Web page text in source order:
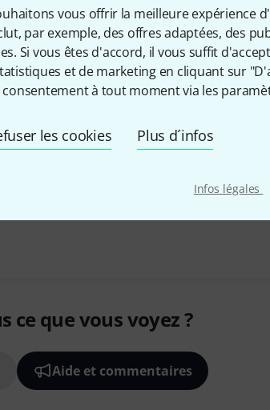
vous offrir la meilleure expérience
par exemple, des offres adaptées, des
Si vous êtes d'accord, il vous suffit
et de marketing en cliquant sur
à tout moment via les
les cookies Plus d´infos
Infos légales
Envoi gratuit à partir de 69 €
Les prix sont indiqués avec TVA comprise
ce que vous voyez ?
Aide et commentaires